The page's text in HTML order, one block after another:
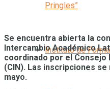
Pringles”
Instituto de
Se encuentra abierta la
Intercambio Académico
coordinado por el
(CIN). Las inscripciones
mayo.